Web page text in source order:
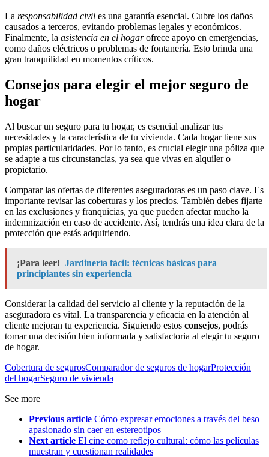
La responsabilidad civil es una garantía esencial. Cubre los daños
causados a terceros, evitando problemas legales y económicos.
Finalmente, la asistencia en el hogarofrece apoyo en emergencias,
como daños eléctricos o problemas de fontanería. Esto brinda una
gran tranquilidad en momentos críticos.
Consejos para elegir el mejor seguro de
hogar
Al buscar un seguro para tu hogar, es esencial analizar tus
necesidades y la característica de tu vivienda. Cada hogar tiene sus
propias particularidades. Por lo tanto, es crucial elegir una póliza que
se adapte a tus circunstancias, ya sea que vivas en alquiler o
propietario.
Comparar las ofertas de diferentes aseguradoras es un paso clave. Es
importante revisar las coberturas y los precios. También debes fijarte
en las exclusiones y franquicias, ya que pueden afectar mucho la
indemnización en caso de accidente. Así, tendrás una idea clara de la
protección que estás adquiriendo.
¡Para leer! Jardinería fácil: técnicas básicas para
principiantes sin experiencia
Considerar la calidad del servicio al cliente y la reputación de la
aseguradora es vital. La transparencia y eficacia en la atención al
cliente mejoran tu experiencia. Siguiendo estos consejos, podrás
tomar una decisión bien informada y satisfactoria al elegir tu seguro
de hogar.
Cobertura de segurosComparador de seguros de hogarProtección
del hogarSeguro de vivienda
See more
Previous article Cómo expresar emociones a través del beso
apasionado sin caer en estereotipos
Next article El cine como reflejo cultural: cómo las películas
muestran y cuestionan realidades